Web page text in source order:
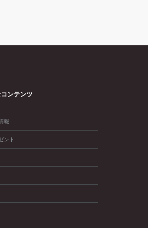
ンテンツ
報
ント